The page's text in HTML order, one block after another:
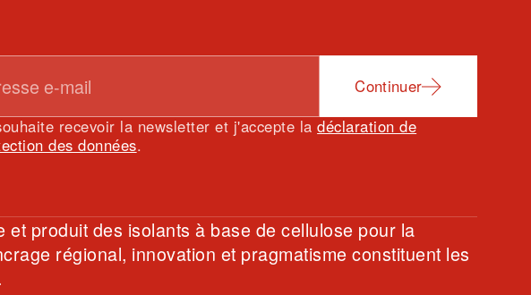
Continuer
recevoir la newsletter et j'accepte ladéclaration de
des données.
produit des isolants à base de cellulose pour la
régional, innovation et pragmatisme constituent les